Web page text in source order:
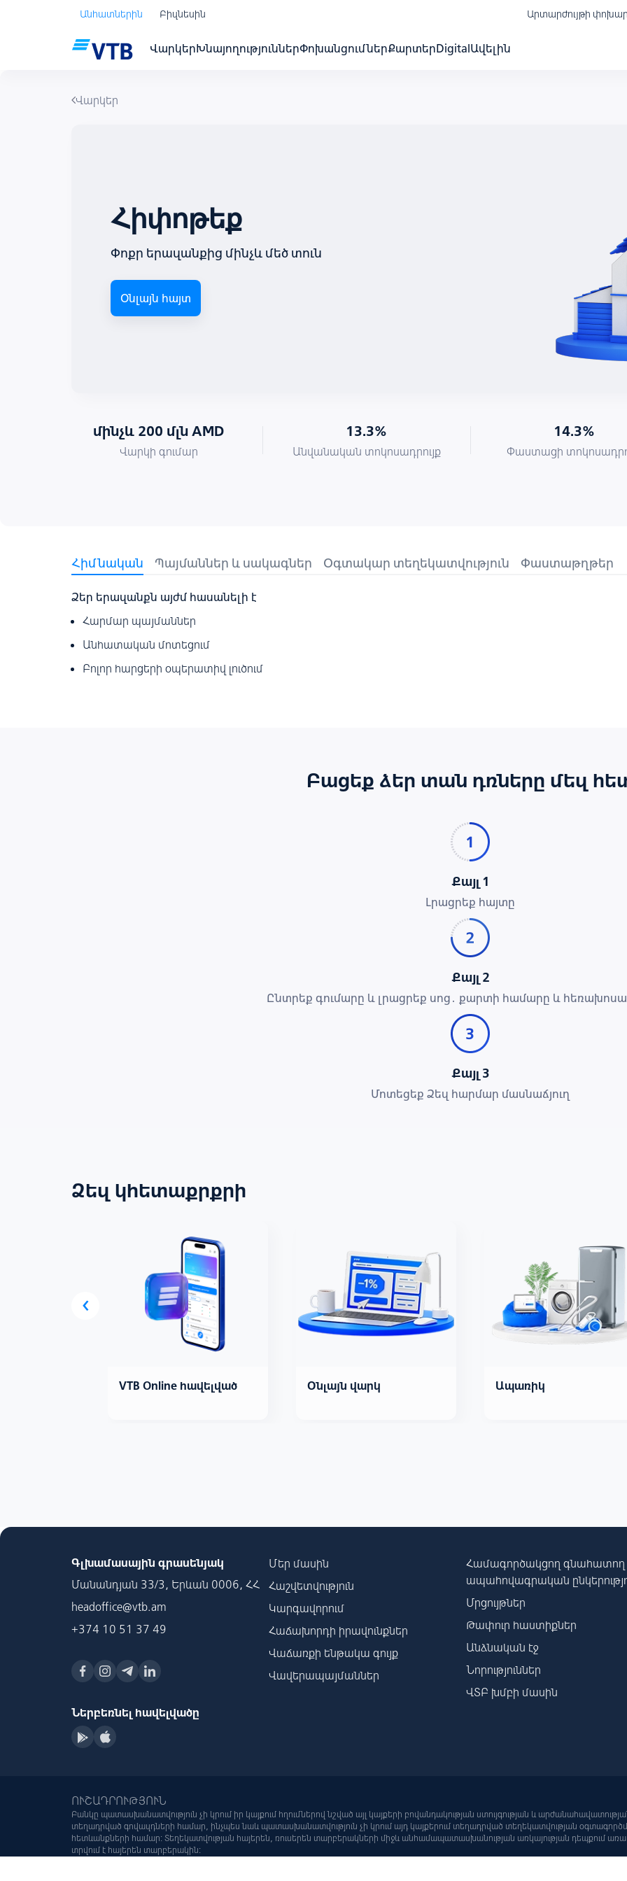
Անհատներին Բիզնեսին Արտարժույթի
ՎարկերԽնայողություններՓոխանցումներՔարտերDigitalԱվելին
Վարկեր
Հիփոթեք
Փոքր երազանքից մինչև մեծ տուն
Օնլայն հայտ
մինչև 200 մլն AMD
Վարկի գումար
13.3%
Անվանական տոկոսադրույք
14.3%
Փաստացի
Հիմնական Պայմաններ և սակագներ Օգտակար տեղեկատվություն Փաստաթղթեր
Ձեր երազանքն այժմ հասանելի է
Հարմար պայմաններ
Անհատական մոտեցում
Բոլոր հարցերի օպերատիվ լուծում
Բացեք ձեր տան դռները մեզ
Քայլ 1
Լրացրեք հայտը
Քայլ 2
Ընտրեք գումարը և լրացրեք սոց․ քարտի համարը և
Քայլ 3
Մոտեցեք Ձեզ հարմար մասնաճյուղ
Ձեզ կհետաքրքրի
VTB Online հավելված Օնլայն վարկ Ապառիկ
‹
Գլխամասային գրասենյակ
Մանանդյան 33/3, Երևան 0006, ՀՀ
headoffice@vtb.am
+374 10 51 37 49
Ներբեռնել հավելվածը
Մեր մասին
Հաշվետվություն
Կարգավորում
Հաճախորդի իրավունքներ
Վաճառքի ենթակա գույք
Վավերապայմաններ
Համագործակցող գնահատող
ապահովագրական
Մրցույթներ
Թափուր հաստիքներ
Անձնական էջ
Նորություններ
ՎՏԲ խմբի մասին
ՈՒՇԱԴՐՈՒԹՅՈՒՆ
Բանկը պատասխանատվություն չի կրում իր կայքում հղումներով նշված այլ կայքերի բովանդակության ստույգության և
տեղադրված գովազդների համար, ինչպես նաև պատասխանատվություն չի կրում այդ կայքերում տեղադրված տեղեկատվության
հետևանքների համար: Տեղեկատվության հայերեն, ռուսերեն տարբերակների միջև անհամապատասխանության առկայության դեպքում
տրվում է հայերեն տարբերակին: